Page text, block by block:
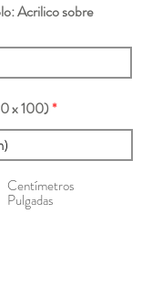
Acrilico sobre
x 100)
Centímetros
Pulgadas